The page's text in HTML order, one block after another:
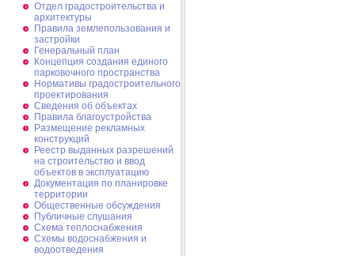
Отдел градостроительства и
архитектуры
Правила землепользования и
застройки
Генеральный план
Концепция создания единого
парковочного пространства
Нормативы градостроительного
проектирования
Сведения об объектах
Правила благоустройства
Размещение рекламных
конструкций
Реестр выданных разрешений
на строительство и ввод
объектов в эксплуатацию
Документация по планировке
территории
Общественные обсуждения
Публичные слушания
Схема теплоснабжения
Схемы водоснабжения и
водоотведения